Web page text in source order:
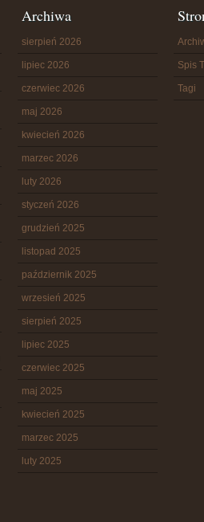
Archiwa
sierpień 2026
lipiec 2026
czerwiec 2026
maj 2026
kwiecień 2026
marzec 2026
luty 2026
styczeń 2026
grudzień 2025
listopad 2025
październik 2025
wrzesień 2025
sierpień 2025
lipiec 2025
czerwiec 2025
maj 2025
kwiecień 2025
marzec 2025
luty 2025
Spis
Tagi